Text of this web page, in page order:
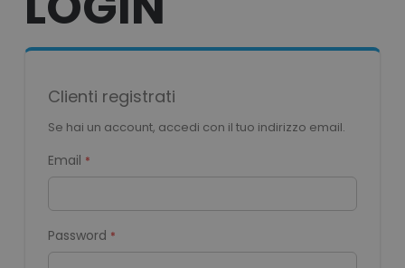
Clienti registrati
Se hai un account, accedi con il tuo indirizzo email.
Email
Password